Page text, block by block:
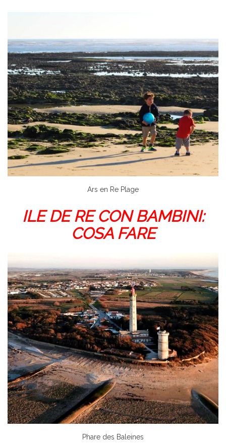
Ars en Re Plage
ILE DE RE CON BAMBINI:
COSA FARE
Phare des Baleines